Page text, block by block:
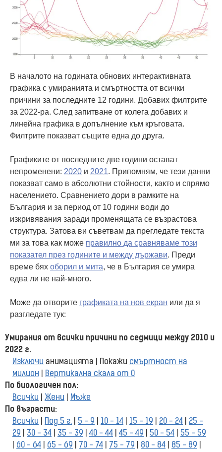
В началото на годината обнових интерактивната
графика с умиранията и смъртността от всички
причини за последните 12 години. Добавих филтрите
за 2022-ра. След запитване от колега добавих и
линейна графика в допълнение към кръговата.
Филтрите показват същите една до друга.
Графиките от последните две години остават
непроменени: 2020 и 2021. Припомням, че тези данни
показват само в абсолютни стойности, както и спрямо
населението. Сравнението дори в рамките на
България и за период от 10 години води до
изкривявания заради променящата се възрастова
структура. Затова ви съветвам да прегледате текста
ми за това как може правилно да сравняваме този
показател през годините и между държави. Преди
време бях оборил и мита, че в България се умира
едва ли не най-много.
Може да отворите графиката на нов екран или да я
разгледате тук: